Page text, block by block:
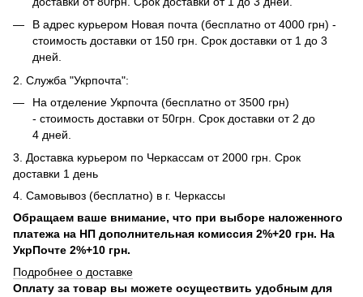
В адрес курьером Новая почта (бесплатно от 4000 грн) -
стоимость доставки от 150 грн. Срок доставки от 1 до 3
дней.
2. Служба "Укрпочта":
На отделение Укрпочта (бесплатно от 3500 грн)
- стоимость доставки от 50грн. Срок доставки от 2 до
4 дней.
3. Доставка курьером по Черкассам от 2000 грн. Срок
доставки 1 день
4. Самовывоз (бесплатно) в г. Черкассы
Обращаем ваше внимание, что при выборе наложенного
платежа на НП дополнительная комиссия 2%+20 грн. На
УкрПочте 2%+10 грн.
Подробнее о доставке
Оплату за товар вы можете осуществить удобным для